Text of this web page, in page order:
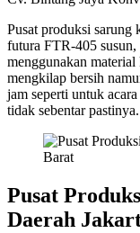
Pusat produksi sarung
futura FTR-405
menggunakan
mengkilap bersih
jam seperti untuk
tidak sebentar pastinya.
Pusat
Daerah